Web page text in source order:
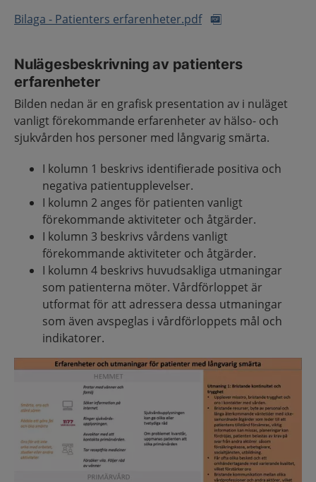
Bilaga - Patienters erfarenheter.pdf
Nulägesbeskrivning av patienters
erfarenheter
Bilden nedan är en grafisk presentation av i nuläget
vanligt förekommande erfarenheter av hälso- och
sjukvården hos personer med långvarig smärta.
I kolumn 1 beskrivs identifierade positiva och
negativa patientupplevelser.
I kolumn 2 anges för patienten vanligt
förekommande aktiviteter och åtgärder.
I kolumn 3 beskrivs vårdens vanligt
förekommande aktiviteter och åtgärder.
I kolumn 4 beskrivs huvudsakliga utmaningar
som patienterna möter. Vårdförloppet är
utformat för att adressera dessa utmaningar
som även avspeglas i vårdförloppets mål och
indikatorer.